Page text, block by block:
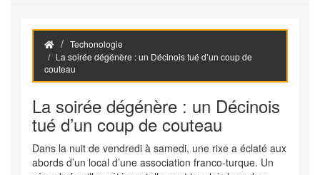
Techonologie
La soirée dégénère : un Décinois tué d’un coup de
couteau
La soirée dégénère : un Décinois
tué d’un coup de couteau
Dans la nuit de vendredi à samedi, une rixe a éclaté aux
abords d’un local d’une association franco-turque. Un